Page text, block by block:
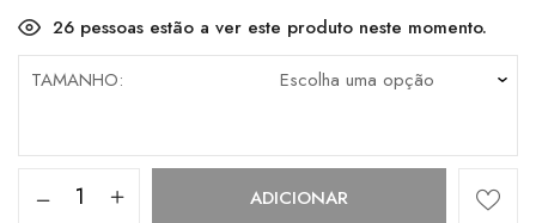
26 pessoas estão a ver este produto neste momento.
TAMANHO
Quantidade
ADICIONAR